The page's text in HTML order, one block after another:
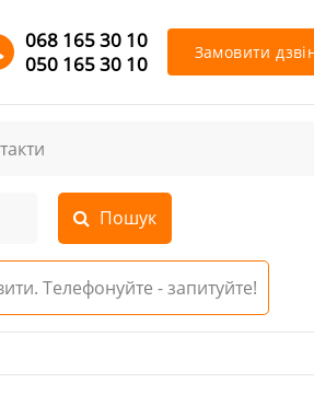
068 165 30 10
050 165 30 10
Замовити
Телефонуйте - запитуйте!